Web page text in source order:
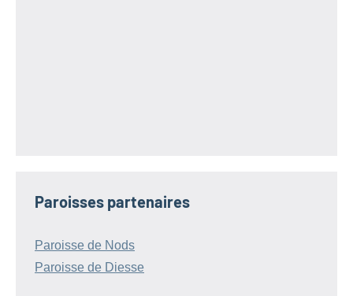
Paroisses partenaires
Paroisse de Nods
Paroisse de Diesse